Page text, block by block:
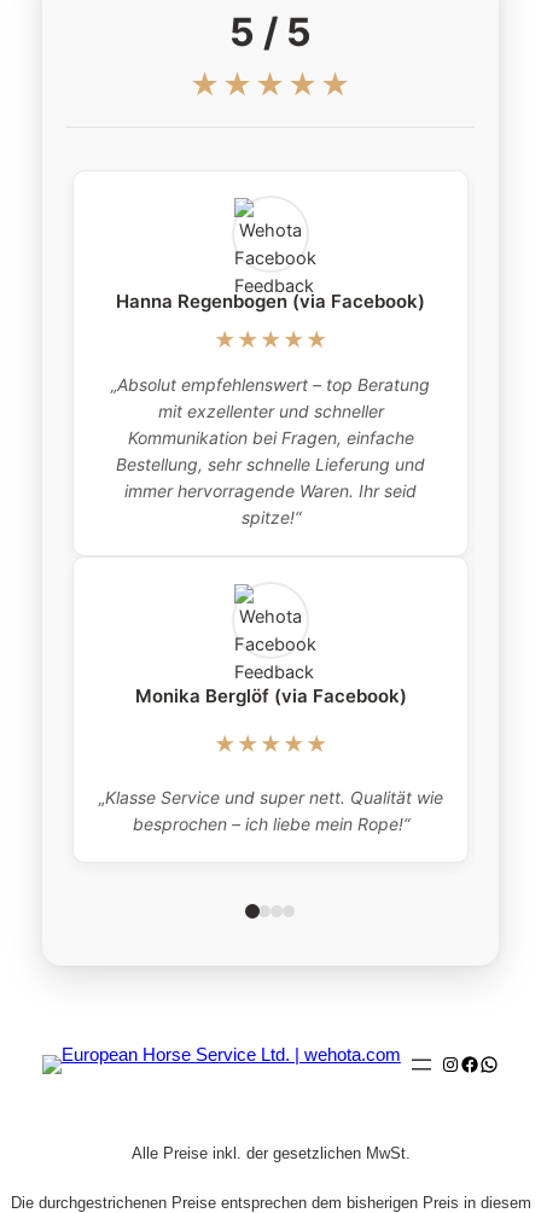
5 / 5
★★★★★
Hanna Regenbogen (via Facebook)
★★★★★
„Absolut empfehlenswert – top Beratung
mit exzellenter und schneller
Kommunikation bei Fragen, einfache
Bestellung, sehr schnelle Lieferung und
immer hervorragende Waren. Ihr seid
spitze!“
Monika Berglöf (via Facebook)
★★★★★
„Klasse Service und super nett. Qualität wie
besprochen – ich liebe mein Rope!“
Instagram
Alle Preise inkl. der gesetzlichen MwSt.
Die durchgestrichenen Preise entsprechen dem bisherigen Preis in diesem